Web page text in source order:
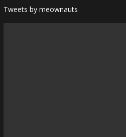
Tweets by meownauts